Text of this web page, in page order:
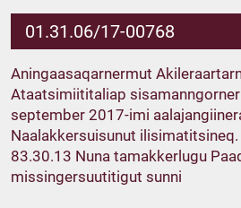
01.31.06/17-00768
Aningaasaqarnermut
Ataatsimiititaliap
september 2017-imi
Naalakkersuisunut
83.30.13 Nuna tamakkerlugu
missingersuutitigut sunni